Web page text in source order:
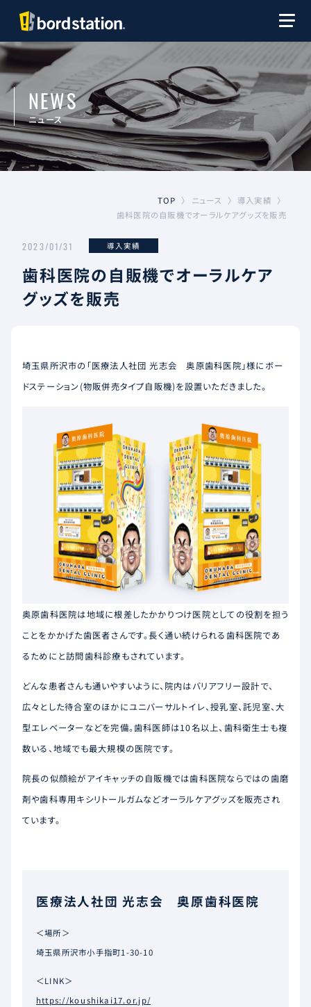
TOP 〉 ニュース 〉 導入実績 〉
歯科医院の自販機でオーラルケアグッズを販売
NEWS
ニュース
2023/01/31 導入実績
歯科医院の自販機でオーラルケア
グッズを販売
埼玉県所沢市の「医療法人社団 光志会 奥原歯科医院」様にボー
ドステーション(物販併売タイプ自販機)を設置いただきました。
奥原歯科医院は地域に根差したかかりつけ医院としての役割を担う
ことをかかげた歯医者さんです。長く通い続けられる歯科医院であ
るためにと訪問歯科診療もされています。
どんな患者さんも通いやすいように、院内はバリアフリー設計で、
広々とした待合室のほかにユニバーサルトイレ、授乳室、託児室、大
型エレベーターなどを完備。歯科医師は10名以上、歯科衛生士も複
数いる、地域でも最大規模の医院です。
院長の似顔絵がアイキャッチの自販機では歯科医院ならではの歯磨
剤や歯科専用キシリトールガムなどオーラルケアグッズを販売され
ています。
医療法人社団 光志会 奥原歯科医院
＜場所＞
埼玉県所沢市小手指町1-30-10
＜LINK＞
https://koushikai17.or.jp/